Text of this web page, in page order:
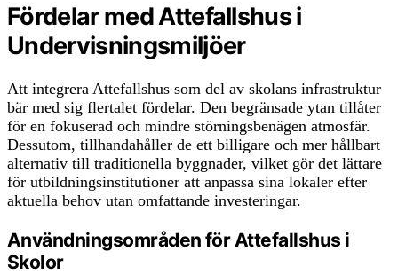
Fördelar med Attefallshus i
Undervisningsmiljöer
Att integrera Attefallshus som del av skolans infrastruktur
bär med sig flertalet fördelar. Den begränsade ytan tillåter
för en fokuserad och mindre störningsbenägen atmosfär.
Dessutom, tillhandahåller de ett billigare och mer hållbart
alternativ till traditionella byggnader, vilket gör det lättare
för utbildningsinstitutioner att anpassa sina lokaler efter
aktuella behov utan omfattande investeringar.
Användningsområden för Attefallshus i
Skolor